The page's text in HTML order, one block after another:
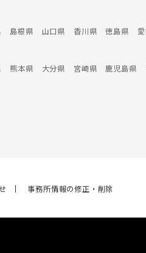
島根県 山口県 香川県 徳島県
熊本県 大分県 宮崎県 鹿児島県
事務所情報の修正・削除